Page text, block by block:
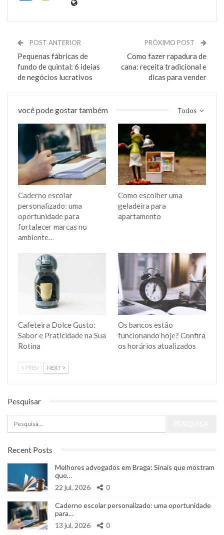
POST ANTERIOR
Pequenas fábricas de
fundo de quintal: 6 ideias
de negócios lucrativos
PRÓXIMO POST
Como fazer rapadura de
cana: receita tradicional e
dicas para vender
Todos
você pode gostar também
Caderno escolar
personalizado: uma
oportunidade para
fortalecer marcas no
ambiente…
Como escolher uma
geladeira para
apartamento
Cafeteira Dolce Gusto:
Sabor e Praticidade na Sua
Rotina
Os bancos estão
funcionando hoje? Confira
os horários atualizados
PREV NEXT
Pesquisar
Recent Posts
Melhores advogados em Braga: Sinais que mostram
que…
22 jul, 2026
0
Caderno escolar personalizado: uma oportunidade
para…
13 jul, 2026
0